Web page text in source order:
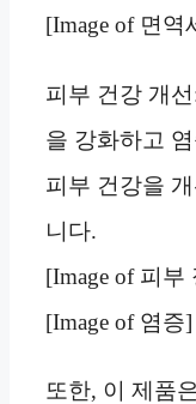
[Image of 면역
피부 건강 개
을 강화하고
피부 건강을
니다.
[Image of 피부
[Image of 염증]
또한, 이 제품